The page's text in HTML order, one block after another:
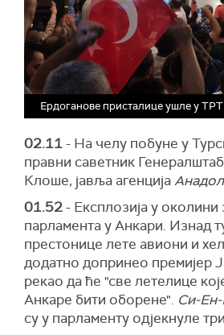
Ердоганове присталице ушле у ТРТ
02.11- На челу побуне у
правни саветник
Клоше, јавља агенција
01.52- Експлозија у околини
парламента у Анкари. Изнад
престонице лете авиони и
додатно допринео премијер
рекао да ће "све летелице
Анкаре бити оборене". Си-
су у парламенту одјекнуле